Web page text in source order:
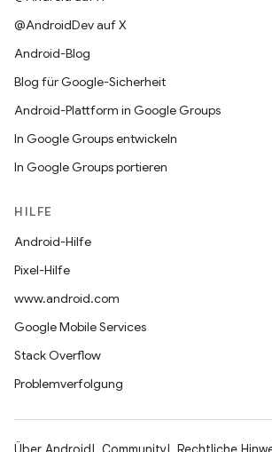
@AndroidDev auf X
Android-Blog
Blog für Google-Sicherheit
Android-Plattform in Google Groups
In Google Groups entwickeln
In Google Groups portieren
HILFE
Android-Hilfe
Pixel-Hilfe
www.android.com
Google Mobile Services
Stack Overflow
Problemverfolgung